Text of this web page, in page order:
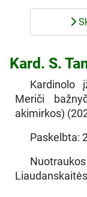
Kard. S.
Kardinolo
Meriči
akimirkos)
Paskelbta: